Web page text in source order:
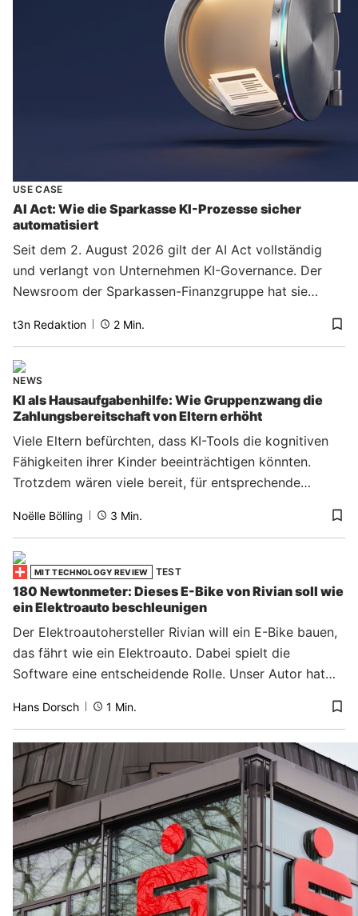
USE CASE
AI Act: Wie die Sparkasse KI-Prozesse sicher
automatisiert
Seit dem 2. August 2026 gilt der AI Act vollständig
und verlangt von Unternehmen KI-Governance. Der
Newsroom der Sparkassen-Finanzgruppe hat sie
t3n Redaktion 2 Min.
NEWS
KI als Hausaufgabenhilfe: Wie Gruppenzwang die
Zahlungsbereitschaft von Eltern erhöht
Viele Eltern befürchten, dass KI-Tools die kognitiven
Fähigkeiten ihrer Kinder beeinträchtigen könnten.
Trotzdem wären viele bereit, für entsprechende
Noëlle Bölling 3 Min.
MIT TECHNOLOGY REVIEW TEST
180 Newtonmeter: Dieses E-Bike von Rivian soll wie
ein Elektroauto beschleunigen
Der Elektroautohersteller Rivian will ein E-Bike bauen,
das fährt wie ein Elektroauto. Dabei spielt die
Software eine entscheidende Rolle. Unser Autor hat…
Hans Dorsch 1 Min.